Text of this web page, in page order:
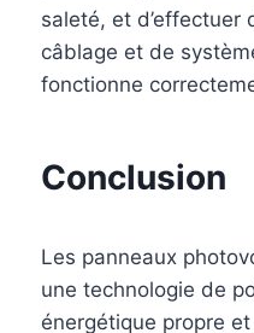
saleté, et d’effectuer
câblage et de
fonctionne
Conclusion
Les panneaux
une technologie de
énergétique propre et